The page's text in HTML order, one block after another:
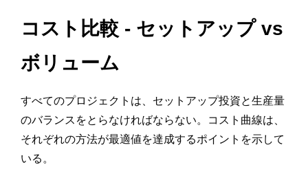
コスト比較 - セットアップ vs
ボリューム
すべてのプロジェクトは、セットアップ投資と生産量
のバランスをとらなければならない。コスト曲線は、
それぞれの方法が最適値を達成するポイントを示して
いる。